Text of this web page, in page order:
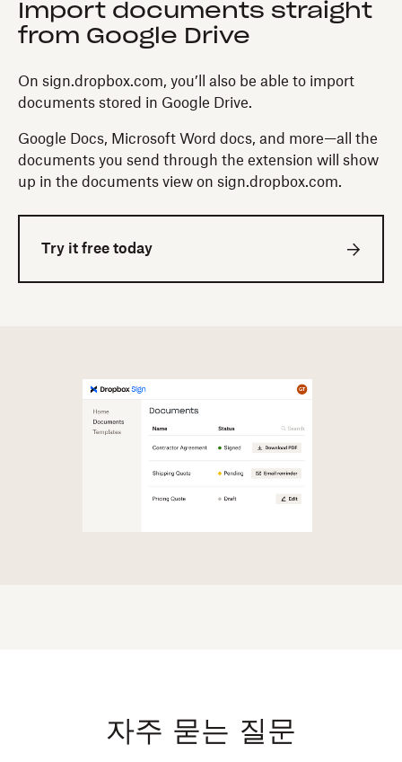
Import documents straight
from Google Drive
On sign.dropbox.com, you’ll also be able to import
documents stored in Google Drive.
Google Docs, Microsoft Word docs, and more—all the
documents you send through the extension will show
up in the documents view on sign.dropbox.com.
Try it free today
자주 묻는 질문